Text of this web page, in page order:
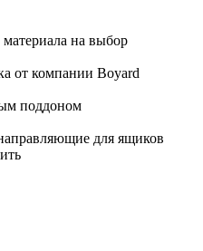
на выбор
от компании Boyard
поддоном
для ящиков